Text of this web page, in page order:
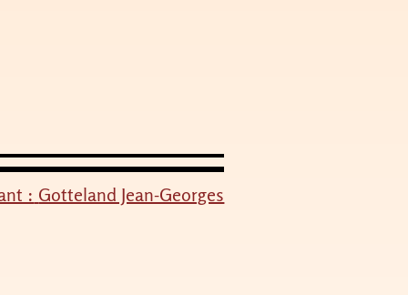
: Gotteland Jean-Georges